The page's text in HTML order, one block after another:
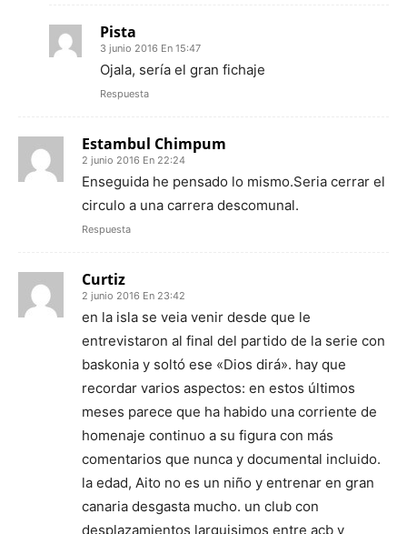
Pista
3 junio 2016 En 15:47
Ojala, sería el gran fichaje
Respuesta
Estambul Chimpum
2 junio 2016 En 22:24
Enseguida he pensado lo mismo.Seria cerrar el
circulo a una carrera descomunal.
Respuesta
Curtiz
2 junio 2016 En 23:42
en la isla se veia venir desde que le
entrevistaron al final del partido de la serie con
baskonia y soltó ese «Dios dirá». hay que
recordar varios aspectos: en estos últimos
meses parece que ha habido una corriente de
homenaje continuo a su figura con más
comentarios que nunca y documental incluido.
la edad, Aito no es un niño y entrenar en gran
canaria desgasta mucho. un club con
desplazamientos larguisimos entre acb y